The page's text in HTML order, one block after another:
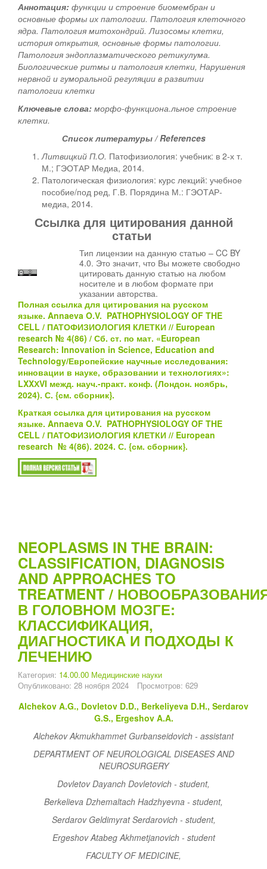
Аннотация: функции и строение биомембран и
основные формы их патологии. Патология клеточного
ядра. Патология митохондрий. Лизосомы клетки,
история открытия, основные формы патологии.
Патология эндоплазматического ретикулума.
Биологические ритмы и патология клетки, Нарушения
нервной и гуморальной регуляции в развитии
патологии клетки
Ключевые слова: морфо-функциона.льное строение
клетки.
Список литературы /References
Литвицкий П.О. Патофизиология: учебник: в 2-х т.
М.; ГЭОТАР Медиа, 2014.
Патологическая физиология: курс лекций: учебное
пособие/под ред, Г.В. Порядина М.: ГЭОТАР-
медиа, 2014.
Ссылка для цитирования данной
статьи
Тип лицензии на данную статью – CC BY
4.0. Это значит, что Вы можете свободно
цитировать данную статью на любом
носителе и в любом формате при
указании авторства.
Полная ссылка для цитирования на русском
языке. Annaeva O.V. PATHOPHYSIOLOGY OF THE
CELL / ПАТОФИЗИОЛОГИЯ КЛЕТКИ // European
research № 4(86) / Сб. ст. по мат. «European
Research: Innovation in Science, Education and
Technology/Европейские научные исследования:
инновации в науке, образовании и технологиях»:
LXXХVI межд. науч.-практ. конф. (Лондон. ноябрь,
2024). С. {см. сборник}.
Краткая ссылка для цитирования на русском
языке. Annaeva O.V. PATHOPHYSIOLOGY OF THE
CELL / ПАТОФИЗИОЛОГИЯ КЛЕТКИ // European
research № 4(86). 2024. С. {см. сборник}.
NEOPLASMS IN THE BRAIN:
CLASSIFICATION, DIAGNOSIS
AND APPROACHES TO
TREATMENT /
В ГОЛОВНОМ МОЗГЕ:
КЛАССИФИКАЦИЯ,
ДИАГНОСТИКА И ПОДХОДЫ К
ЛЕЧЕНИЮ
Категория: 14.00.00 Медицинские науки
Опубликовано: 28 ноября 2024
Просмотров: 629
Alchekov A.G., Dovletov D.D., Berkeliyeva D.H., Serdarov
G.S., Ergeshov A.A.
Alchekov Akmukhammet Gurbanseidovich - assistant
DEPARTMENT OF NEUROLOGICAL DISEASES AND
NEUROSURGERY
Dovletov Dayanch Dovletovich - student,
Berkelieva Dzhemaltach Hadzhyevna - student,
Serdarov Geldimyrat Serdarovich - student,
Ergeshov Atabeg Akhmetjanovich - student
FACULTY OF MEDICINE,